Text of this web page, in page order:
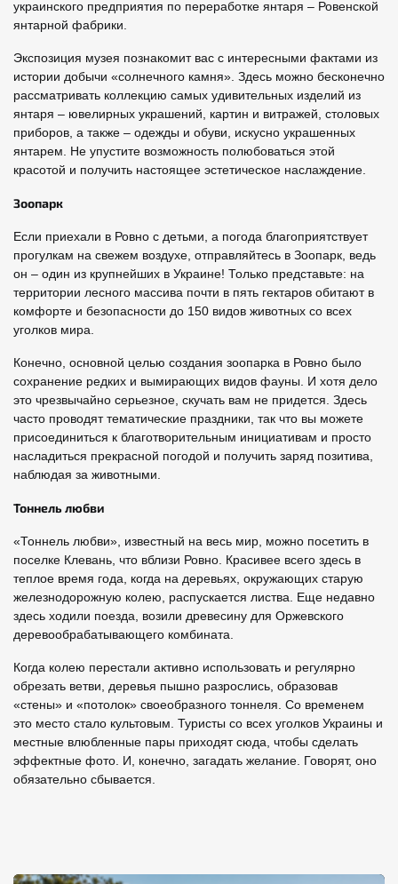
украинского предприятия по переработке янтаря – Ровенской
янтарной фабрики.
Экспозиция музея познакомит вас с интересными фактами из
истории добычи «солнечного камня». Здесь можно бесконечно
рассматривать коллекцию самых удивительных изделий из
янтаря – ювелирных украшений, картин и витражей, столовых
приборов, а также – одежды и обуви, искусно украшенных
янтарем. Не упустите возможность полюбоваться этой
красотой и получить настоящее эстетическое наслаждение.
Зоопарк
Если приехали в Ровно с детьми, а погода благоприятствует
прогулкам на свежем воздухе, отправляйтесь в Зоопарк, ведь
он – один из крупнейших в Украине! Только представьте: на
территории лесного массива почти в пять гектаров обитают в
комфорте и безопасности до 150 видов животных со всех
уголков мира.
Конечно, основной целью создания зоопарка в Ровно было
сохранение редких и вымирающих видов фауны. И хотя дело
это чрезвычайно серьезное, скучать вам не придется. Здесь
часто проводят тематические праздники, так что вы можете
присоединиться к благотворительным инициативам и просто
насладиться прекрасной погодой и получить заряд позитива,
наблюдая за животными.
Тоннель любви
«Тоннель любви», известный на весь мир, можно посетить в
поселке Клевань, что вблизи Ровно. Красивее всего здесь в
теплое время года, когда на деревьях, окружающих старую
железнодорожную колею, распускается листва. Еще недавно
здесь ходили поезда, возили древесину для Оржевского
деревообрабатывающего комбината.
Когда колею перестали активно использовать и регулярно
обрезать ветви, деревья пышно разрослись, образовав
«стены» и «потолок» своеобразного тоннеля. Со временем
это место стало культовым. Туристы со всех уголков Украины и
местные влюбленные пары приходят сюда, чтобы сделать
эффектные фото. И, конечно, загадать желание. Говорят, оно
обязательно сбывается.